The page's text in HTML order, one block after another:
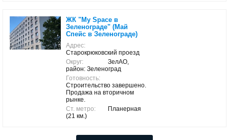
ЖК "My Space в
Зеленограде" (Май
Спейс в Зеленограде)
Адрес:
Старокрюковский проезд
Округ:
ЗелАО,
район: Зеленоград
Готовность:
Строительство завершено.
Продажа на вторичном
рынке.
Ст. метро:
Планерная
(21 км.)